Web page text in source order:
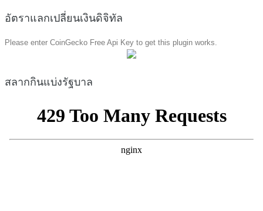
อัตราแลกเปลี่ยนเงินดิจิทัล
Please enter CoinGecko Free Api Key to get this plugin works.
สลากกินแบ่งรัฐบาล